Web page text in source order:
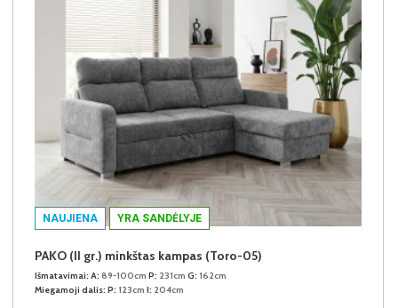
NAUJIENA YRA SANDĖLYJE
PAKO (II gr.) minkštas kampas (Toro-05)
Išmatavimai: A: 89-100cm P: 231cm G: 162cm
Miegamoji dalis: P: 123cm I: 204cm